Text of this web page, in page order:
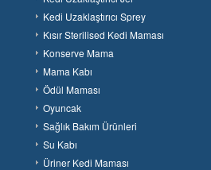
Kedi Uzaklaştırıcı Sprey
Kısır Sterilised Kedi Maması
Konserve Mama
Mama Kabı
Ödül Maması
Oyuncak
Sağlık Bakım Ürünleri
Su Kabı
Üriner Kedi Maması